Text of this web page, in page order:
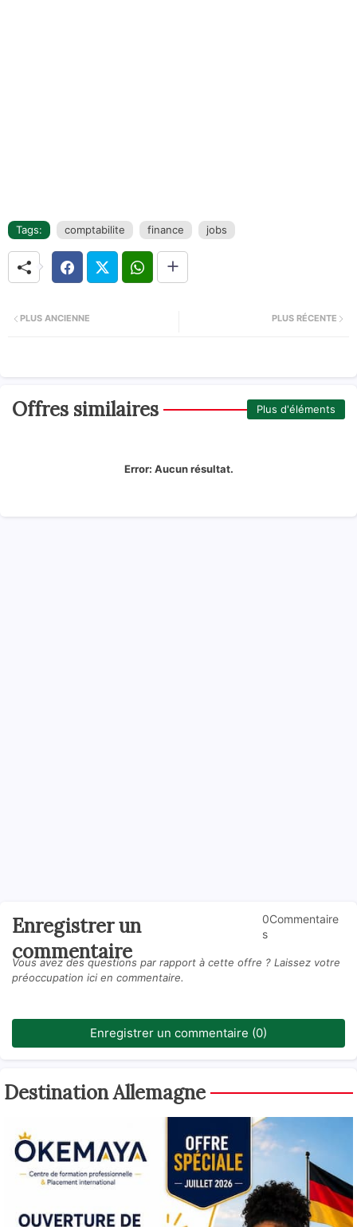
Tags: comptabilite finance jobs
PLUS RÉCENTE
PLUS ANCIENNE
Offres similaires Plus d'éléments
Error: Aucun résultat.
Enregistrer un
commentaire
0Commentaire
s
Vous avez des questions par rapport à cette offre ? Laissez votre
préoccupation ici en commentaire.
Enregistrer un commentaire (0)
Destination Allemagne